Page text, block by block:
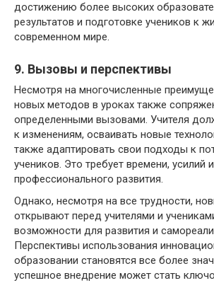
достижению более высоких
результатов и подготовке учеников к
современном мире.
9. Вызовы и перспективы
Несмотря на многочисленные
новых методов в уроках также
определенными вызовами. Учителя
к изменениям, осваивать новые
также адаптировать свои подходы к
учеников. Это требует времени, усилий
профессионального развития.
Однако, несмотря на все трудности,
открывают перед учителями и
возможности для развития и
Перспективы использования
образовании становятся все более
успешное внедрение может стать